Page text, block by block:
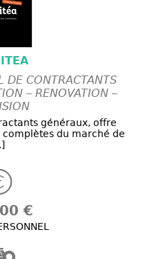
DE CONTRACTANTS
– RENOVATION –
généraux, offre
complètes du marché de
€